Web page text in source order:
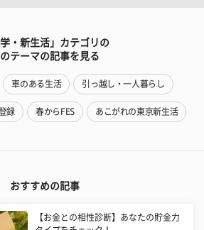
学・新生活」カテゴリの
テーマの記事を見る
車のある生活 引っ越し・一人暮らし
録 春からFES あこがれの東京新生活
おすすめの記事
【お金との相性診断】あなたの貯金力